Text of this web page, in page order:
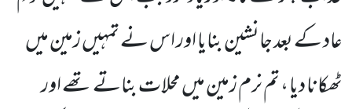
عاد کے بعد جانشین بنایا اور اس نے تمہیں زمین میں
ٹھکانا دیا ، تم نرم زمین میں محلات بناتے تھے اور